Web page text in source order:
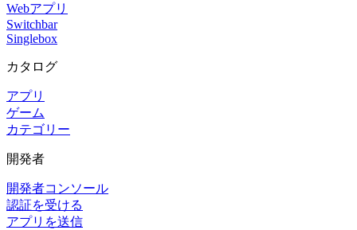
Webアプリ
Switchbar
Singlebox
カタログ
アプリ
ゲーム
カテゴリー
開発者
開発者コンソール
認証を受ける
アプリを送信